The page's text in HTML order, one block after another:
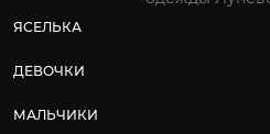
ЯСЕЛЬКА
ДЕВОЧКИ
МАЛЬЧИКИ